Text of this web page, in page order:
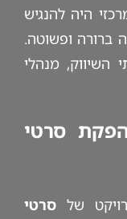
היה להנגיש
ברורה ופשוטה.
השיווק, מנהלי
סרטי
שלסרטי